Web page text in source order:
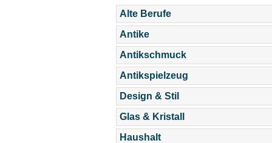
Alte Berufe
Antike
Antikschmuck
Antikspielzeug
Design & Stil
Glas & Kristall
Haushalt